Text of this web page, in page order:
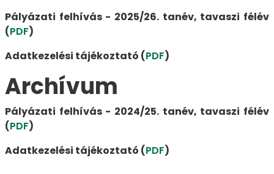
Pályázati felhívás - 2025/26. tanév, tavaszi félév
(PDF)
Adatkezelési tájékoztató (PDF)
Archívum
Pályázati felhívás - 2024/25. tanév, tavaszi félév
(PDF)
Adatkezelési tájékoztató (PDF)